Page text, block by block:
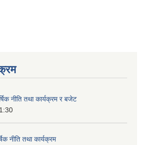
नीति तथा कार्यक्रम र बजेट
नीति तथा कार्यक्रम